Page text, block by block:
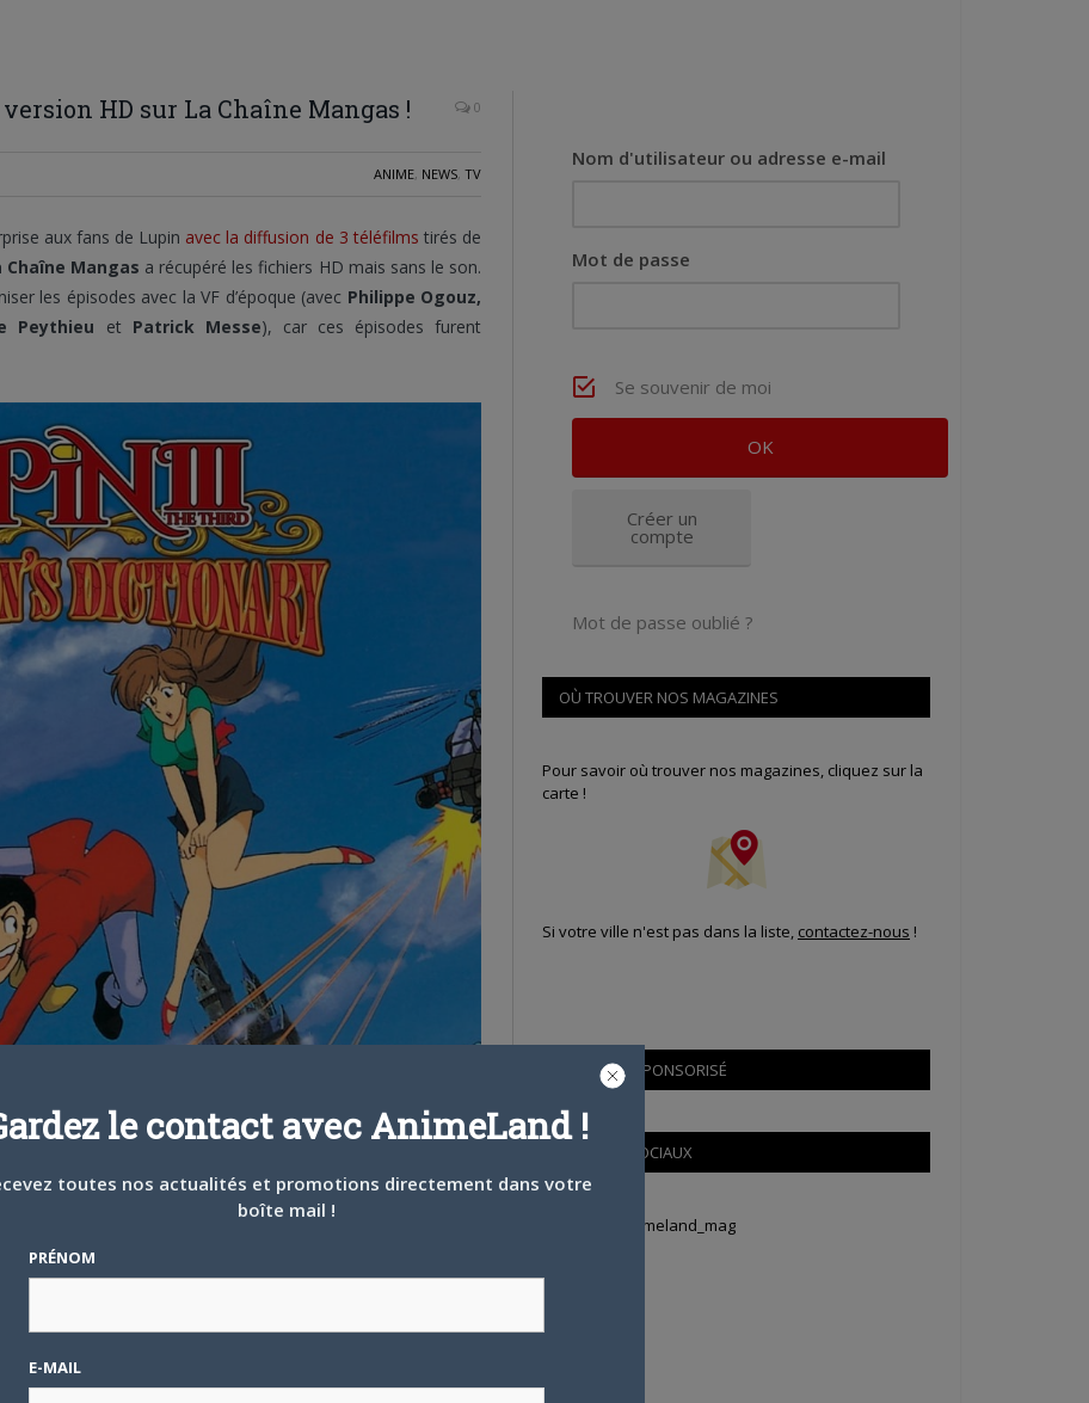
HD sur La Chaîne Mangas ! 0
ANIME, NEWS, TV
aux fans de Lupin avec la diffusion de 3 téléfilms tirés de
Chaîne Mangas a récupéré les fichiers HD mais sans le son.
les épisodes avec la VF d’époque (avec Philippe Ogouz,
Peythieu et Patrick Messe), car ces épisodes furent
Nom d'utilisateur ou adresse e-mail
Mot de passe
Se souvenir de moi
Créer un
compte
Mot de passe oublié ?
OÙ TROUVER NOS MAGAZINES
Pour savoir où trouver nos magazines, cliquez sur la
carte !
Si votre ville n'est pas dans la liste, contactez-nous !
CONTENU SPONSORISÉ
RÉSEAUX SOCIAUX
Tweets by Animeland_mag
le contact avec AnimeLand !
toutes nos actualités et promotions directement dans votre
boîte mail !
PRÉNOM
E-MAIL